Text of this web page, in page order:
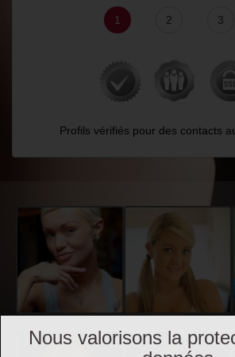
1 2 3
Profils vérifiés pour des contacts
Nous valorisons la